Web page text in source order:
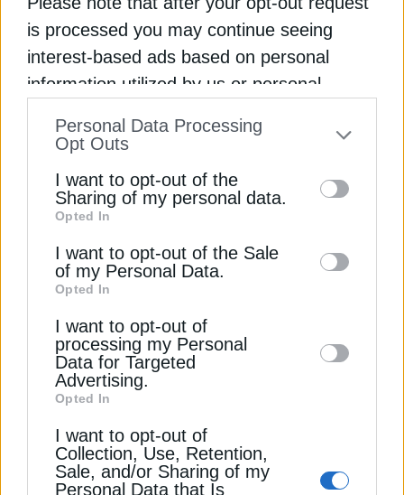
is processed you may continue seeing
interest-based ads based on personal
information utilized by us or personal
to your opt-out. You may separately opt-out
information by third parties on the IAB’s list
of downstream participants. This
information may also be disclosed by us to
third parties on theIAB’s List of
Downstream Participants
disclose it to other third parties.
Personal Data Processing
Opt Outs
I want to opt-out of the
Sharing of my personal data.
Opted In
I want to opt-out of the Sale
of my Personal Data.
Opted In
I want to opt-out of
processing my Personal
Data for Targeted
Advertising.
Opted In
I want to opt-out of
Collection, Use, Retention,
Sale, and/or Sharing of my
Personal Data that Is
Ηπειρωτικές Περιοχές ΔΑΜ
Δράσεις συνολικής δημόσιας δαπάνης 140 εκατ.
ευρώ προκηρύσσονται με απόφαση του
Αναπληρωτή Υπουργού Οικονομικών Νίκου
Παπαθανάση
ΠΟΛΙΤΙΚΗ
Εγγραφή στο Newsletter
την Πολιτική Απορρήτου